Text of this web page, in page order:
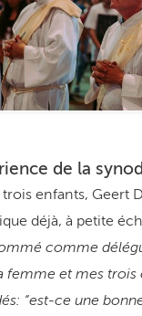
de la
trois enfants, Geert
déjà, à petite
comme
femme et mes trois
“est-ce une